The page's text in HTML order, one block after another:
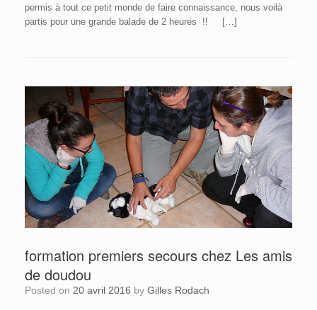
permis à tout ce petit monde de faire connaissance, nous voilà
partis pour une grande balade de 2 heures !! […]
formation premiers secours chez Les amis
de doudou
Posted on 20 avril 2016 by Gilles Rodach